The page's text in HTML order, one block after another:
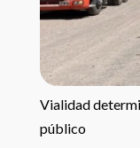
Vialidad
público